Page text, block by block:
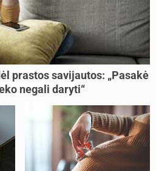
prastos savijautos: „Pasakė
negali daryti“